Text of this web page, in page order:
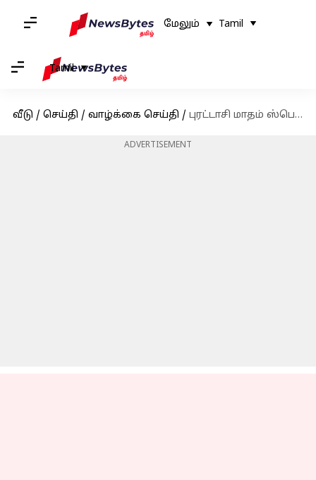
மேலும் Tamil
Tamil
வீடு / செய்தி / வாழ்க்கை செய்தி / புரட்டாசி மாதம் ஸ்பெஷல் - சுவைமிக்க புரட்டாசி பிரியாணி செய்வது எப்படி ?
ADVERTISEMENT